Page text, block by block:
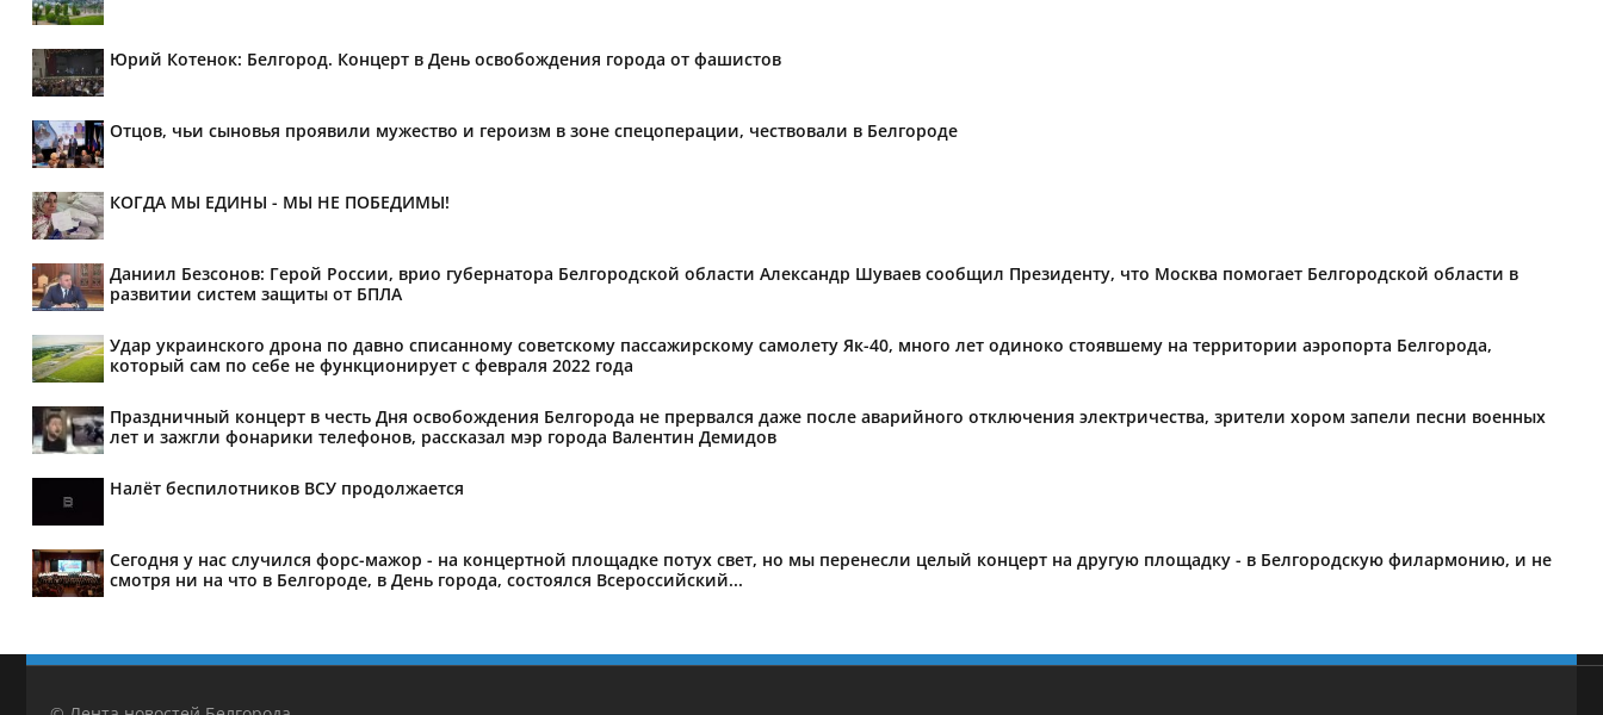
Юрий Котенок: Белгород. Концерт в День освобождения города от фашистов
Отцов, чьи сыновья проявили мужество и героизм в зоне спецоперации, чествовали в Белгороде
КОГДА МЫ ЕДИНЫ - МЫ НЕ ПОБЕДИМЫ!
Даниил Безсонов: Герой России, врио губернатора Белгородской области Александр Шуваев сообщил Президенту, что Москва помогает Белгородской области в
развитии систем защиты от БПЛА
Удар украинского дрона по давно списанному советскому пассажирскому самолету Як-40, много лет одиноко стоявшему на территории аэропорта Белгорода,
который сам по себе не функционирует с февраля 2022 года
Праздничный концерт в честь Дня освобождения Белгорода не прервался даже после аварийного отключения электричества, зрители хором запели песни военных
лет и зажгли фонарики телефонов, рассказал мэр города Валентин Демидов
Налёт беспилотников ВСУ продолжается
Сегодня у нас случился форс-мажор - на концертной площадке потух свет, но мы перенесли целый концерт на другую площадку - в Белгородскую филармонию, и не
смотря ни на что в Белгороде, в День города, состоялся Всероссийский...